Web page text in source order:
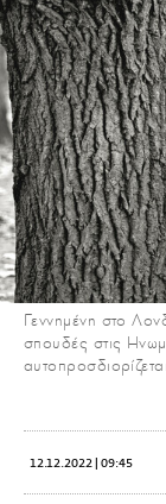
Γεννημένη στο
σπουδές στις
12.12.2022 | 09:45